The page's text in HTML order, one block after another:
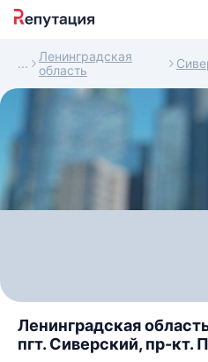
Ленинградская
область
Ленинградская
пгт. Сиверский, пр-кт.